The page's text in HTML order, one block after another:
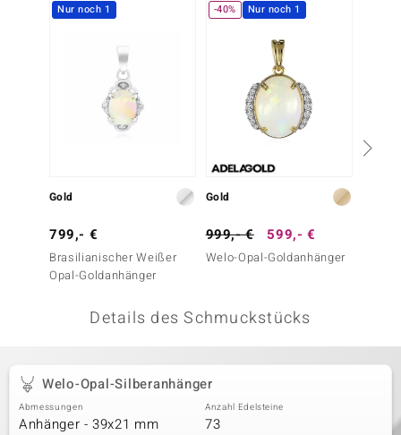
BY DE MELO
Nur noch 1
Gold
799,- €
Brasilianischer Weißer
Opal-Goldanhänger
-40% Nur noch 1
Gold
999,- € 599,- €
Welo-Opal-Goldanhänger
Details des Schmuckstücks
Welo-Opal-Silberanhänger
Abmessungen
Anhänger - 39x21 mm
Anzahl Edelsteine
73